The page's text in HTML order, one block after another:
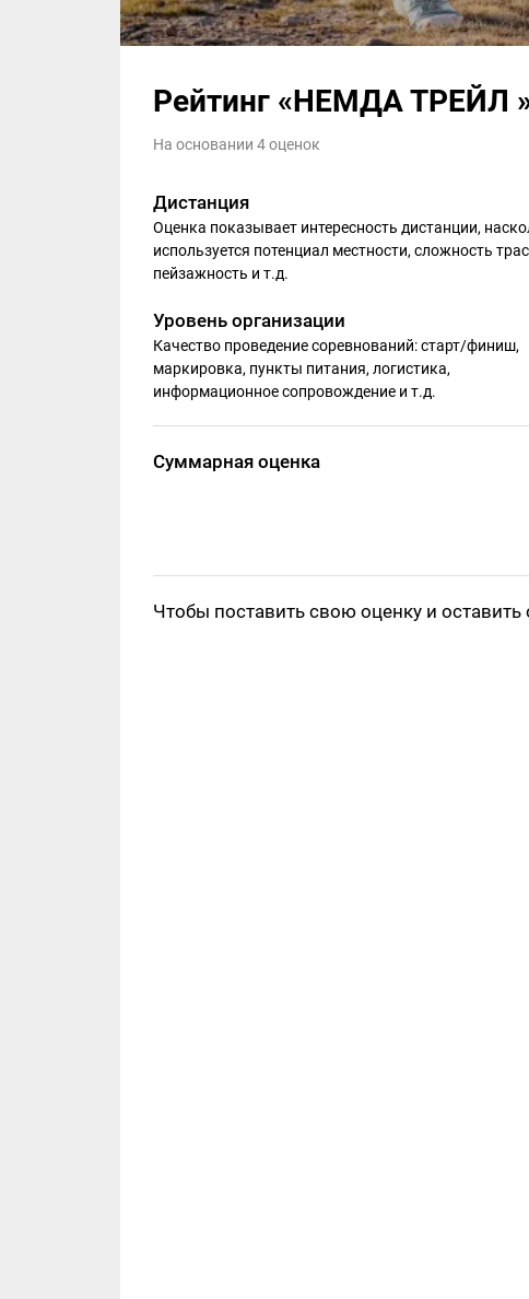
Рейтинг «НЕМДА ТРЕЙЛ
На основании 4 оценок
Дистанция
Оценка показывает интересность дистанции,
используется потенциал местности, сложность
пейзажность и т.д.
Уровень организации
Качество проведение соревнований: старт/финиш,
маркировка, пункты питания, логистика,
информационное сопровождение и т.д.
Суммарная оценка
Чтобы поставить свою оценку и оставить